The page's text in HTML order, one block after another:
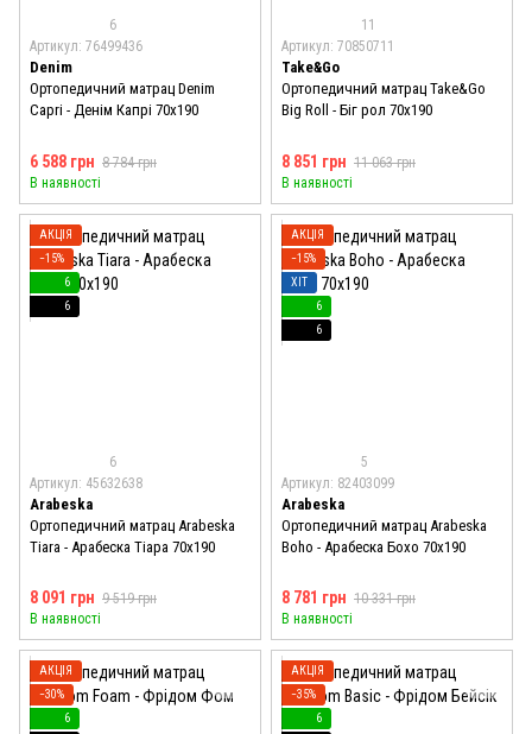
6
Артикул: 76499436
Denim
Ортопедичний матрац Denim
Capri - Денім Капрі 70x190
6 588 грн 8 784 грн
В наявності
11
Артикул: 70850711
Take&Go
Ортопедичний матрац Take&Go
Big Roll - Біг рол 70x190
8 851 грн 11 063 грн
В наявності
АКЦІЯ
−15%
6
6
6
Артикул: 45632638
Arabeska
Ортопедичний матрац Arabeska
Tiara - Арабеска Тіара 70x190
8 091 грн 9 519 грн
В наявності
АКЦІЯ
−15%
ХІТ
6
6
5
Артикул: 82403099
Arabeska
Ортопедичний матрац Arabeska
Boho - Арабеска Бохо 70x190
8 781 грн 10 331 грн
В наявності
АКЦІЯ
−30%
6
АКЦІЯ
−35%
6